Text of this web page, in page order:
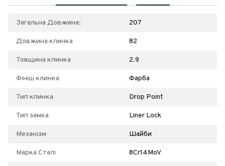
Загальна Довжина: 207
Довжина клинка 82
Товщина клинка 2.9
Фініш клинка Фарба
Тип клинка Drop Point
Тип замка Liner Lock
Механізм Шайби
Марка Сталі 8Cr14MoV